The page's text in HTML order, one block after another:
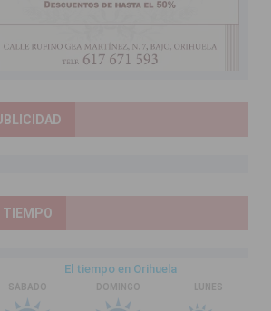
TIEMPO